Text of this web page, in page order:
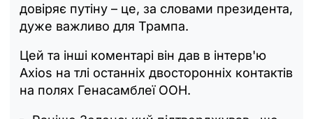
довіряє путіну – це, за словами президента,
дуже важливо для Трампа.
Цей та інші коментарі він дав в інтерв'ю
Axios на тлі останніх двосторонніх контактів
на полях Генасамблеї ООН.